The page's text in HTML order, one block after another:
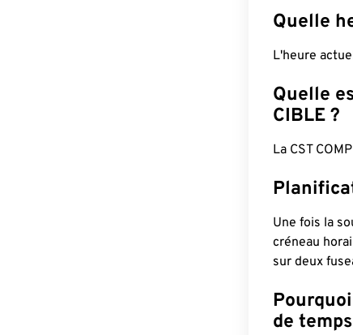
Quelle
L'heure
Quelle
CIBLE ?
La CST
Une fois la
créneau
sur deux
de